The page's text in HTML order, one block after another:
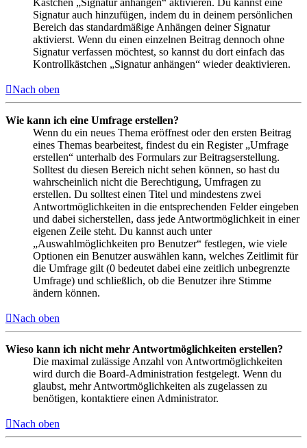
Kästchen „Signatur anhängen“ aktivieren. Du kannst eine
Signatur auch hinzufügen, indem du in deinem persönlichen
Bereich das standardmäßige Anhängen deiner Signatur
aktivierst. Wenn du einen einzelnen Beitrag dennoch ohne
Signatur verfassen möchtest, so kannst du dort einfach das
Kontrollkästchen „Signatur anhängen“ wieder deaktivieren.
Nach oben
Wie kann ich eine Umfrage erstellen?
Wenn du ein neues Thema eröffnest oder den ersten Beitrag
eines Themas bearbeitest, findest du ein Register „Umfrage
erstellen“ unterhalb des Formulars zur Beitragserstellung.
Solltest du diesen Bereich nicht sehen können, so hast du
wahrscheinlich nicht die Berechtigung, Umfragen zu
erstellen. Du solltest einen Titel und mindestens zwei
Antwortmöglichkeiten in die entsprechenden Felder eingeben
und dabei sicherstellen, dass jede Antwortmöglichkeit in einer
eigenen Zeile steht. Du kannst auch unter
„Auswahlmöglichkeiten pro Benutzer“ festlegen, wie viele
Optionen ein Benutzer auswählen kann, welches Zeitlimit für
die Umfrage gilt (0 bedeutet dabei eine zeitlich unbegrenzte
Umfrage) und schließlich, ob die Benutzer ihre Stimme
ändern können.
Nach oben
Wieso kann ich nicht mehr Antwortmöglichkeiten erstellen?
Die maximal zulässige Anzahl von Antwortmöglichkeiten
wird durch die Board-Administration festgelegt. Wenn du
glaubst, mehr Antwortmöglichkeiten als zugelassen zu
benötigen, kontaktiere einen Administrator.
Nach oben